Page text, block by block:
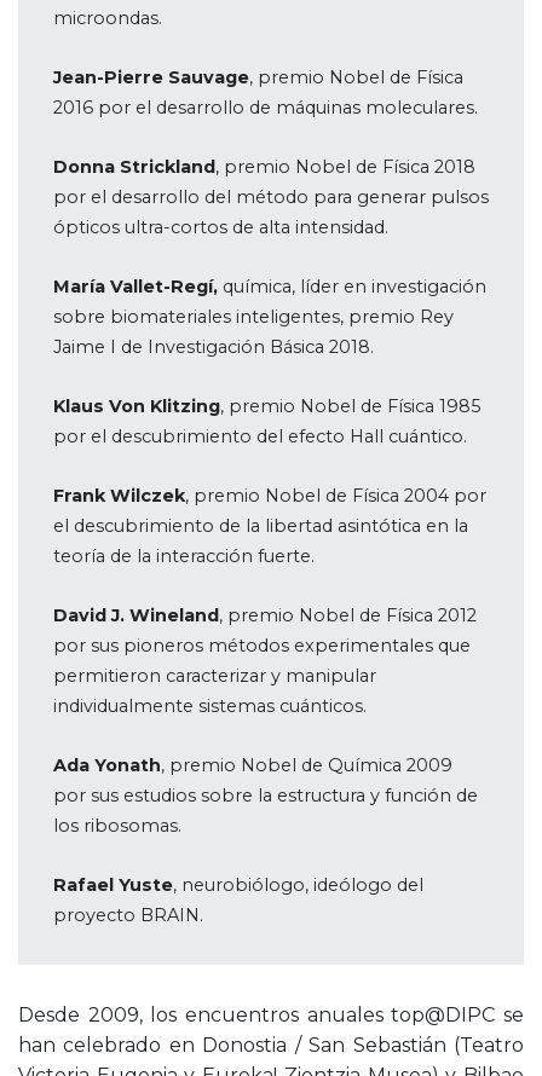
microondas.
Jean-Pierre Sauvage, premio Nobel de Física
2016 por el desarrollo de máquinas moleculares.
Donna Strickland, premio Nobel de Física 2018
por el desarrollo del método para generar pulsos
ópticos ultra-cortos de alta intensidad.
María Vallet-Regí,química, líder en investigación
sobre biomateriales inteligentes, premio Rey
Jaime I de Investigación Básica 2018.
Klaus Von Klitzing, premio Nobel de Física 1985
por el descubrimiento del efecto Hall cuántico.
Frank Wilczek, premio Nobel de Física 2004 por
el descubrimiento de la libertad asintótica en la
teoría de la interacción fuerte.
David J. Wineland, premio Nobel de Física 2012
por sus pioneros métodos experimentales que
permitieron caracterizar y manipular
individualmente sistemas cuánticos.
Ada Yonath, premio Nobel de Química 2009
por sus estudios sobre la estructura y función de
los ribosomas.
Rafael Yuste, neurobiólogo, ideólogo del
proyecto BRAIN.
Desde 2009, los encuentros anuales top@DIPC se
han celebrado en Donostia / San Sebastián (Teatro